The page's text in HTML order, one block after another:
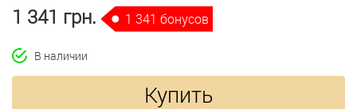
1 341 грн. 1 341 бонусов
В наличии
Купить